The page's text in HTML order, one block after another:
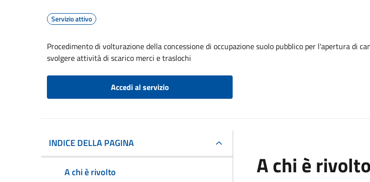
Servizio attivo
Procedimento di volturazione della concessione di occupazione suolo pubblico per l'apertura di
svolgere attività di scarico merci e traslochi
Accedi al servizio
INDICE DELLA PAGINA
A chi è rivolto
A chi è rivolto